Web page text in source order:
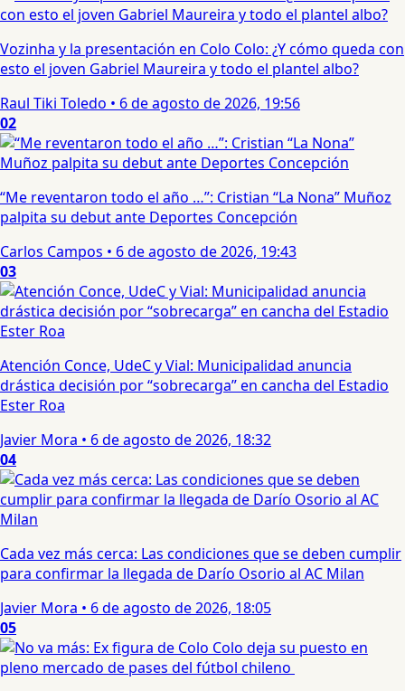
Vozinha y la presentación en Colo Colo: ¿Y cómo queda con
esto el joven Gabriel Maureira y todo el plantel albo?
Raul Tiki Toledo • 6 de agosto de 2026, 19:56
02
“Me reventaron todo el año …”: Cristian “La Nona” Muñoz
palpita su debut ante Deportes Concepción
Carlos Campos • 6 de agosto de 2026, 19:43
03
Atención Conce, UdeC y Vial: Municipalidad anuncia
drástica decisión por “sobrecarga” en cancha del Estadio
Ester Roa
Javier Mora • 6 de agosto de 2026, 18:32
04
Cada vez más cerca: Las condiciones que se deben cumplir
para confirmar la llegada de Darío Osorio al AC Milan
Javier Mora • 6 de agosto de 2026, 18:05
05